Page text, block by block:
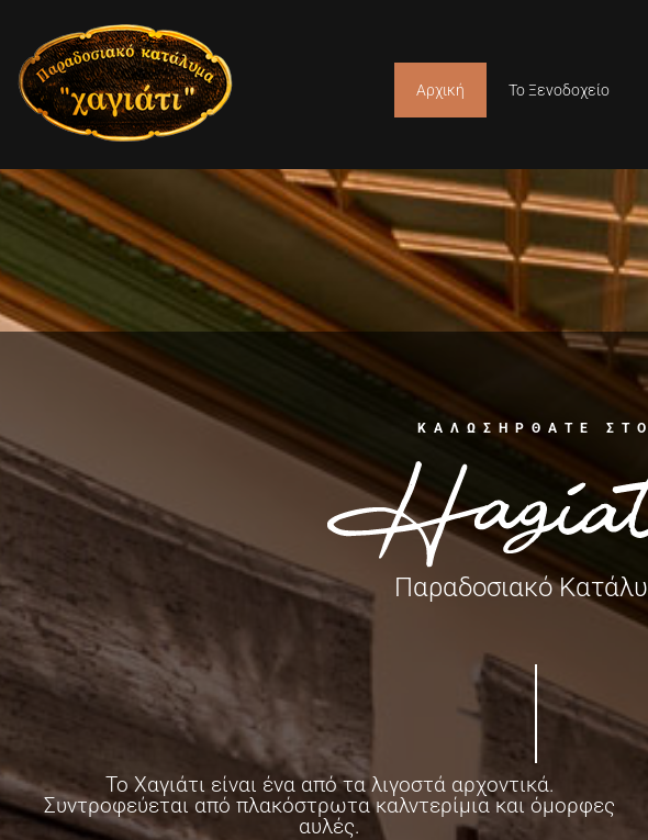
Αρχική Το Ξενοδοχείο
ΚΑΛΩΣΉΡΘΑΤΕ ΣΤΟ
Παραδοσιακό
Το Χαγιάτι είναι ένα από τα λιγοστά αρχοντικά.
Συντροφεύεται από πλακόστρωτα καλντερίμια και όμορφες
αυλές.